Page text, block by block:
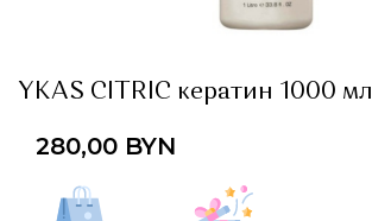
YKAS CITRIC кератин 1000 мл
280,00 BYN